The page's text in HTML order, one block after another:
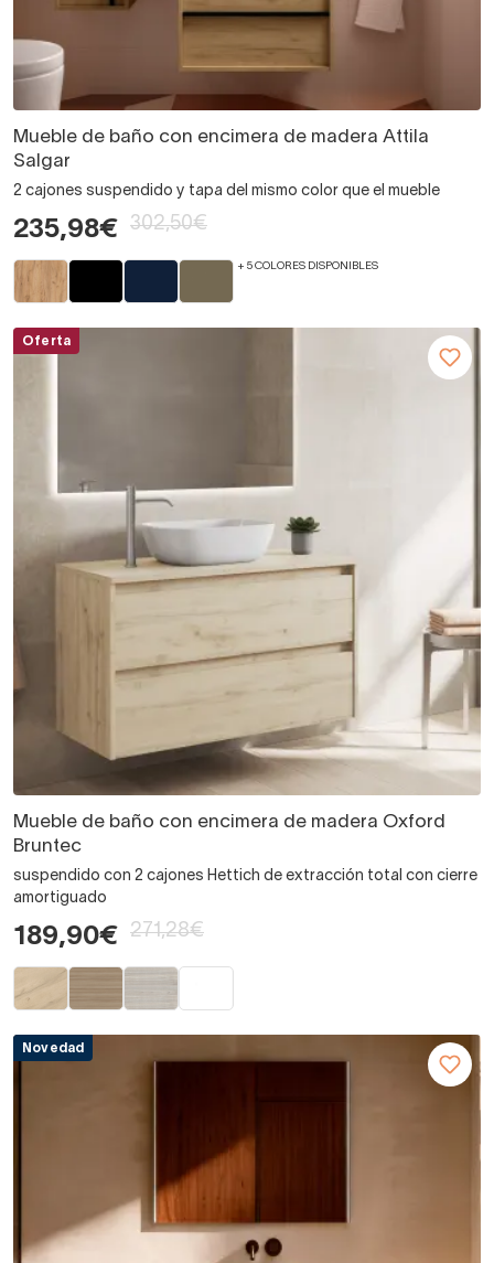
Mueble de baño con encimera de madera Attila
Salgar
2 cajones suspendido y tapa del mismo color que el mueble
235,98€ 302,50€
+ 5 COLORES DISPONIBLES
Oferta
Mueble de baño con encimera de madera Oxford
Bruntec
suspendido con 2 cajones Hettich de extracción total con cierre
amortiguado
189,90€ 271,28€
Novedad